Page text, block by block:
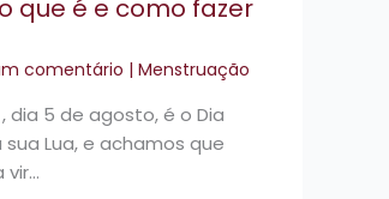
que é e como fazer
comentário |Menstruação
dia 5 de agosto, é o Dia
Lua, e achamos que
vir…